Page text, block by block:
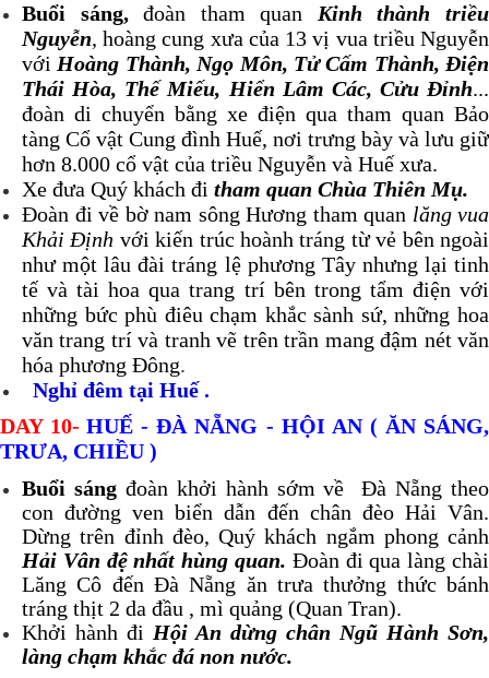
Buổi sáng,đoàn tham quan Kinh thành triều
Nguyễn, hoàng cung xưa của 13 vị vua triều Nguyễn
với Hoàng Thành, Ngọ Môn, Tử Cấm Thành, Điện
Thái Hòa, Thế Miếu, Hiển Lâm Các, Cửu Đỉnh...
đoàn di chuyển bằng xe điện qua tham quan Bảo
tàng Cổ vật Cung đình Huế, nơi trưng bày và lưu giữ
hơn 8.000 cổ vật của triều Nguyễn và Huế xưa.
Xe đưa Quý khách đi tham quan Chùa Thiên Mụ.
Đoàn đi về bờ nam sông Hương tham quan lăng vua
Khải Định với kiến trúc hoành tráng từ vẻ bên ngoài
như một lâu đài tráng lệ phương Tây nhưng lại tinh
tế và tài hoa qua trang trí bên trong tẩm điện với
những bức phù điêu chạm khắc sành sứ, những hoa
văn trang trí và tranh vẽ trên trần mang đậm nét văn
hóa phương Đông.
Nghỉ đêm tại Huế .
DAY 10- HUẾ - ĐÀ NẴNG - HỘI AN ( ĂN SÁNG,
TRƯA, CHIỀU )
Buổi sángđoàn khởi hành sớm về Đà Nẵng theo
con đường ven biển dẫn đến chân đèo Hải Vân.
Dừng trên đỉnh đèo, Quý khách ngắm phong cảnh
Hải Vân đệ nhất hùng quan. Đoàn đi qua làng chài
Lăng Cô đến Đà Nẵng ăn trưa thưởng thức bánh
tráng thịt 2 da đầu , mì quảng (Quan Tran).
Khởi hành đi Hội An dừng chân Ngũ Hành Sơn,
làng chạm khắc đá non nước.